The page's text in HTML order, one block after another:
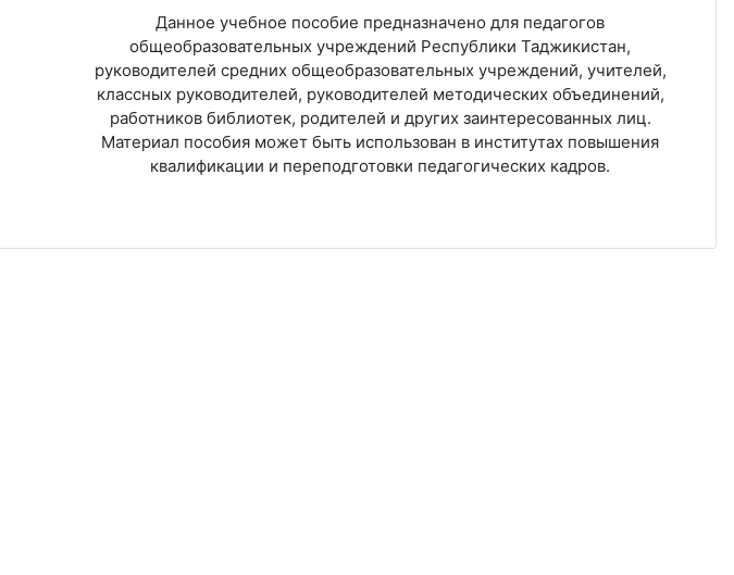
Данное учебное пособие предназначено для педагогов
общеобразовательных учреждений Республики Таджикистан,
руководителей средних общеобразовательных учреждений, учителей,
классных руководителей, руководителей методических объединений,
работников библиотек, родителей и других заинтересованных лиц.
Материал пособия может быть использован в институтах повышения
квалификации и переподготовки педагогических кадров.